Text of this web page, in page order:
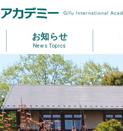
お知らせ
News Topics